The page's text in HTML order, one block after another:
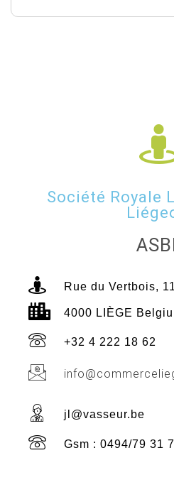
Société Royale
Rue du Vertbois, 11
4000 LIÈGE
+32 4 222 18 62
jl@vasseur.be
Gsm : 0494/79 31